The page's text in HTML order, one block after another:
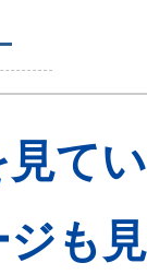
て
も